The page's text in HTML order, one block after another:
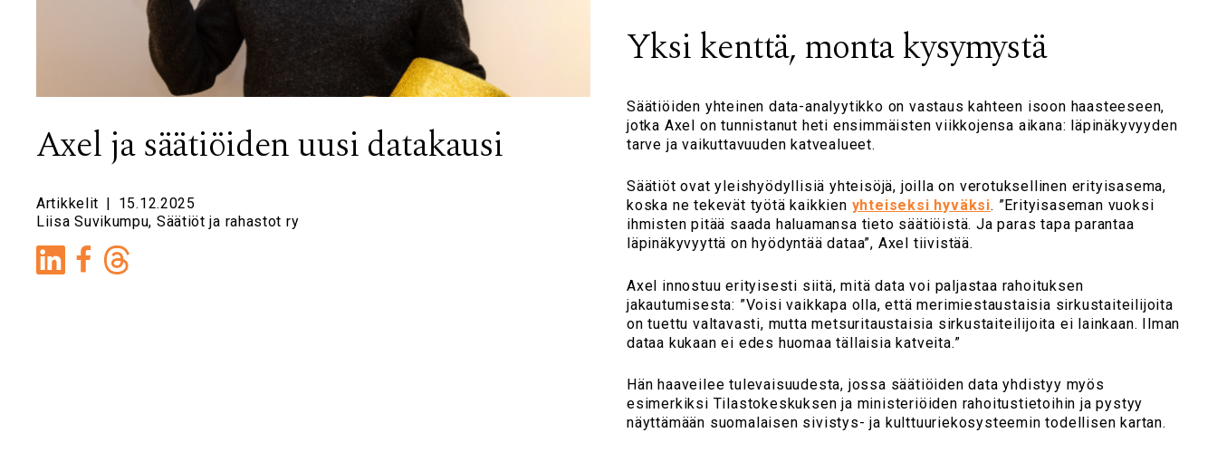
Axel ja säätiöiden uusi datakausi
Artikkelit | 15.12.2025
Liisa Suvikumpu, Säätiöt ja rahastot ry
LinkedInFacebook
Yksi kenttä, monta kysymystä
Säätiöiden yhteinen data-analyytikko on vastaus kahteen isoon haasteeseen,
jotka Axel on tunnistanut heti ensimmäisten viikkojensa aikana: läpinäkyvyyden
tarve ja vaikuttavuuden katvealueet.
Säätiöt ovat yleishyödyllisiä yhteisöjä, joilla on verotuksellinen erityisasema,
koska ne tekevät työtä kaikkien yhteiseksi hyväksi. ”Erityisaseman vuoksi
ihmisten pitää saada haluamansa tieto säätiöistä. Ja paras tapa parantaa
läpinäkyvyyttä on hyödyntää dataa”, Axel tiivistää.
Axel innostuu erityisesti siitä, mitä data voi paljastaa rahoituksen
jakautumisesta: ”Voisi vaikkapa olla, että merimiestaustaisia sirkustaiteilijoita
on tuettu valtavasti, mutta metsuritaustaisia sirkustaiteilijoita ei lainkaan. Ilman
dataa kukaan ei edes huomaa tällaisia katveita.”
Hän haaveilee tulevaisuudesta, jossa säätiöiden data yhdistyy myös
esimerkiksi Tilastokeskuksen ja ministeriöiden rahoitustietoihin ja pystyy
näyttämään suomalaisen sivistys- ja kulttuuriekosysteemin todellisen kartan.